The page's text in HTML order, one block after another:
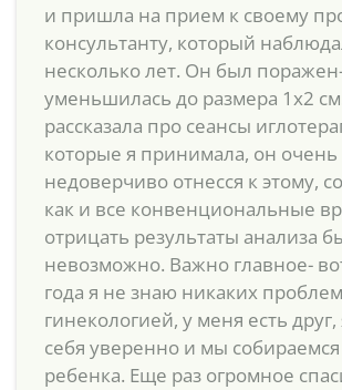
и пришла на прием к своему
консультанту, который
несколько лет. Он был
уменьшилась до размера 1х2
рассказала про сеансы
которые я принимала, он очень
недоверчиво отнесся к этому,
как и все конвенциональные
отрицать результаты анализа
невозможно. Важно главное-
года я не знаю никаких
гинекологией, у меня есть
себя уверенно и мы
ребенка. Еще раз огромное